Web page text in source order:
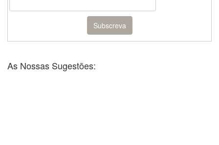
As Nossas Sugestões: